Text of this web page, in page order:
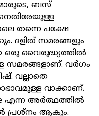
ബസ്
തന്നെ പക്ഷേ
ദളിത് സമരങ്ങളും
ഒരു വൈരുദ്ധ്യത്തില്‍
സമരങ്ങളാണ്. വര്‍ഗം
വല്ലാതെ
വാക്കാണ്.
എന്ന അര്‍ത്ഥത്തില്‍
പ്രശ്‌നം ആകും.